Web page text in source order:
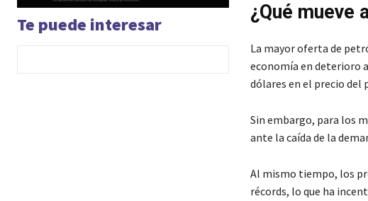
Te puede interesar
¿Qué mueve
La mayor oferta de
economía en deterioro
dólares en el precio del
Sin embargo, para los
ante la caída de la
Al mismo tiempo, los
récords, lo que ha